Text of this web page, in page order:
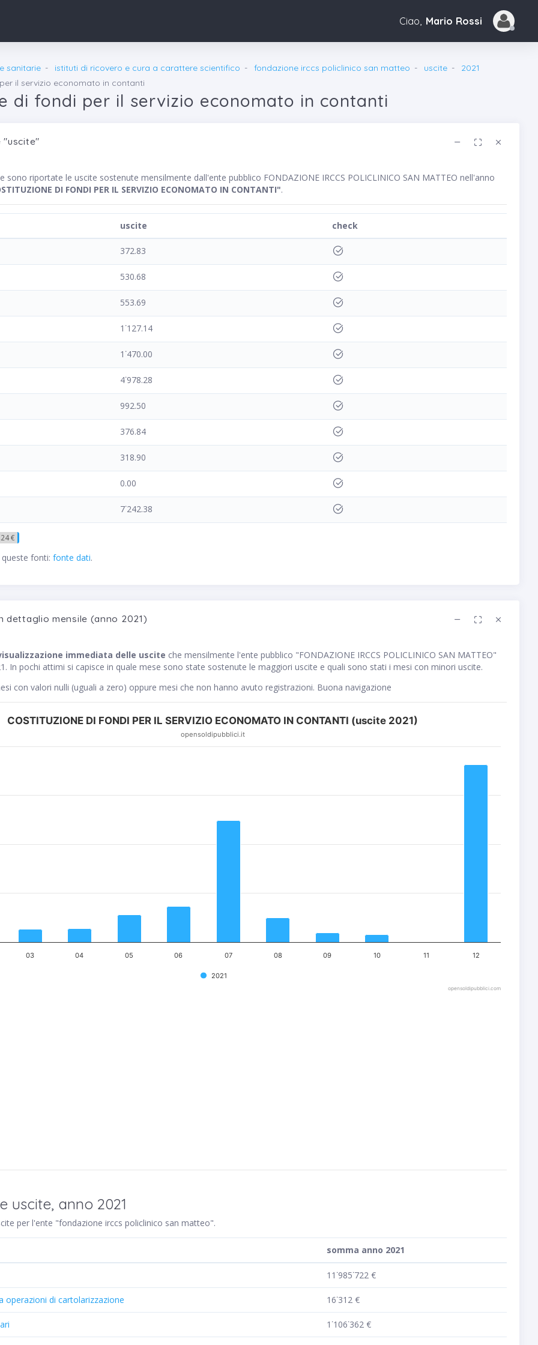
Ciao, Mario Rossi
sanitarie istituti di ricovero e cura a carattere scientifico fondazione irccs policlinico san matteo uscite
2021
il servizio economato in contanti
di fondi per il servizio economato in contanti
"uscite"
sono riportate le uscite sostenute mensilmente dall'ente pubblico FONDAZIONE IRCCS POLICLINICO SAN MATTEO nell'anno
DI FONDI PER IL SERVIZIO ECONOMATO IN CONTANTI".
uscite check
372.83
530.68
553.69
1˙127.14
1˙470.00
4˙978.28
992.50
376.84
318.90
0.00
7˙242.38
€
fonti: fonte dati.
dettaglio mensile (anno 2021)
immediata delle uscite che mensilmente l'ente pubblico "FONDAZIONE IRCCS POLICLINICO SAN MATTEO"
In pochi attimi si capisce in quale mese sono state sostenute le maggiori uscite e quali sono stati i mesi con minori uscite.
con valori nulli (uguali a zero) oppure mesi che non hanno avuto registrazioni. Buona navigazione
COSTITUZIONE DI FONDI PER IL SERVIZIO ECONOMATO IN CONTANTI (uscite 2021)
opensoldipubblici.it
2021
03 04 05 06 07 08 09 10 11 12
opensoldipubblici.com
uscite, anno 2021
per l'ente "fondazione irccs policlinico san matteo".
somma anno 2021
11˙985˙722 €
operazioni di cartolarizzazione 16˙312 €
1˙106˙362 €